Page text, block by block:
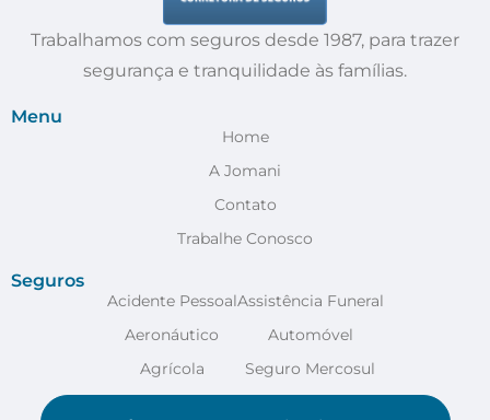
Trabalhamos com seguros desde 1987, para trazer
segurança e tranquilidade às famílias.
Menu
Home
A Jomani
Contato
Trabalhe Conosco
Seguros
Acidente Pessoal
Aeronáutico
Agrícola
Assistência Funeral
Automóvel
Seguro Mercosul